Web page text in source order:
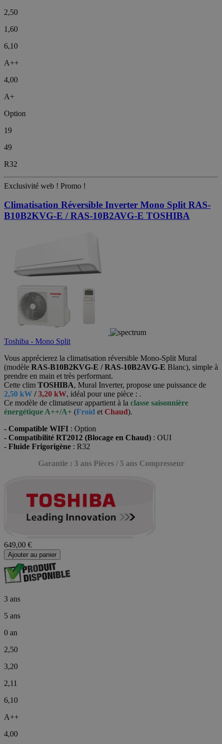
2,50
1,60
6,10
A++
4,00
A+
Option
19
49
R32
Exclusivité web ! Promo !
Climatisation Réversible Inverter Mono Split RAS-
B10B2KVG-E / RAS-10B2AVG-E TOSHIBA
Toshiba - Mono Split
Vous apprécierez la climatisation réversible Mono-Split Mural
(modèle RAS-B10B2KVG-E / RAS-10B2AVG-E Blanc), simple à
prendre en main et très performant.
Cette clim TOSHIBA, Mural Inverter, propose une puissance de
2,50 kW /3,20 kW, idéal pour une pièce : .
Ce modèle de climatiseur appartient à la classe saisonnière
énergétique A++/A+ (Froid et Chaud).
- Compatible WIFI : Option
- Compatibilité RT2012 (Blocage en Chaud) : OUI
- Fluide Frigorigène : R32
Garantie : 3 ans Pièces / 5 ans Compresseur
649,00 €
Ajouter au panier
3 ans
5 ans
0 an
2,50
3,20
2,11
6,10
A++
4,00